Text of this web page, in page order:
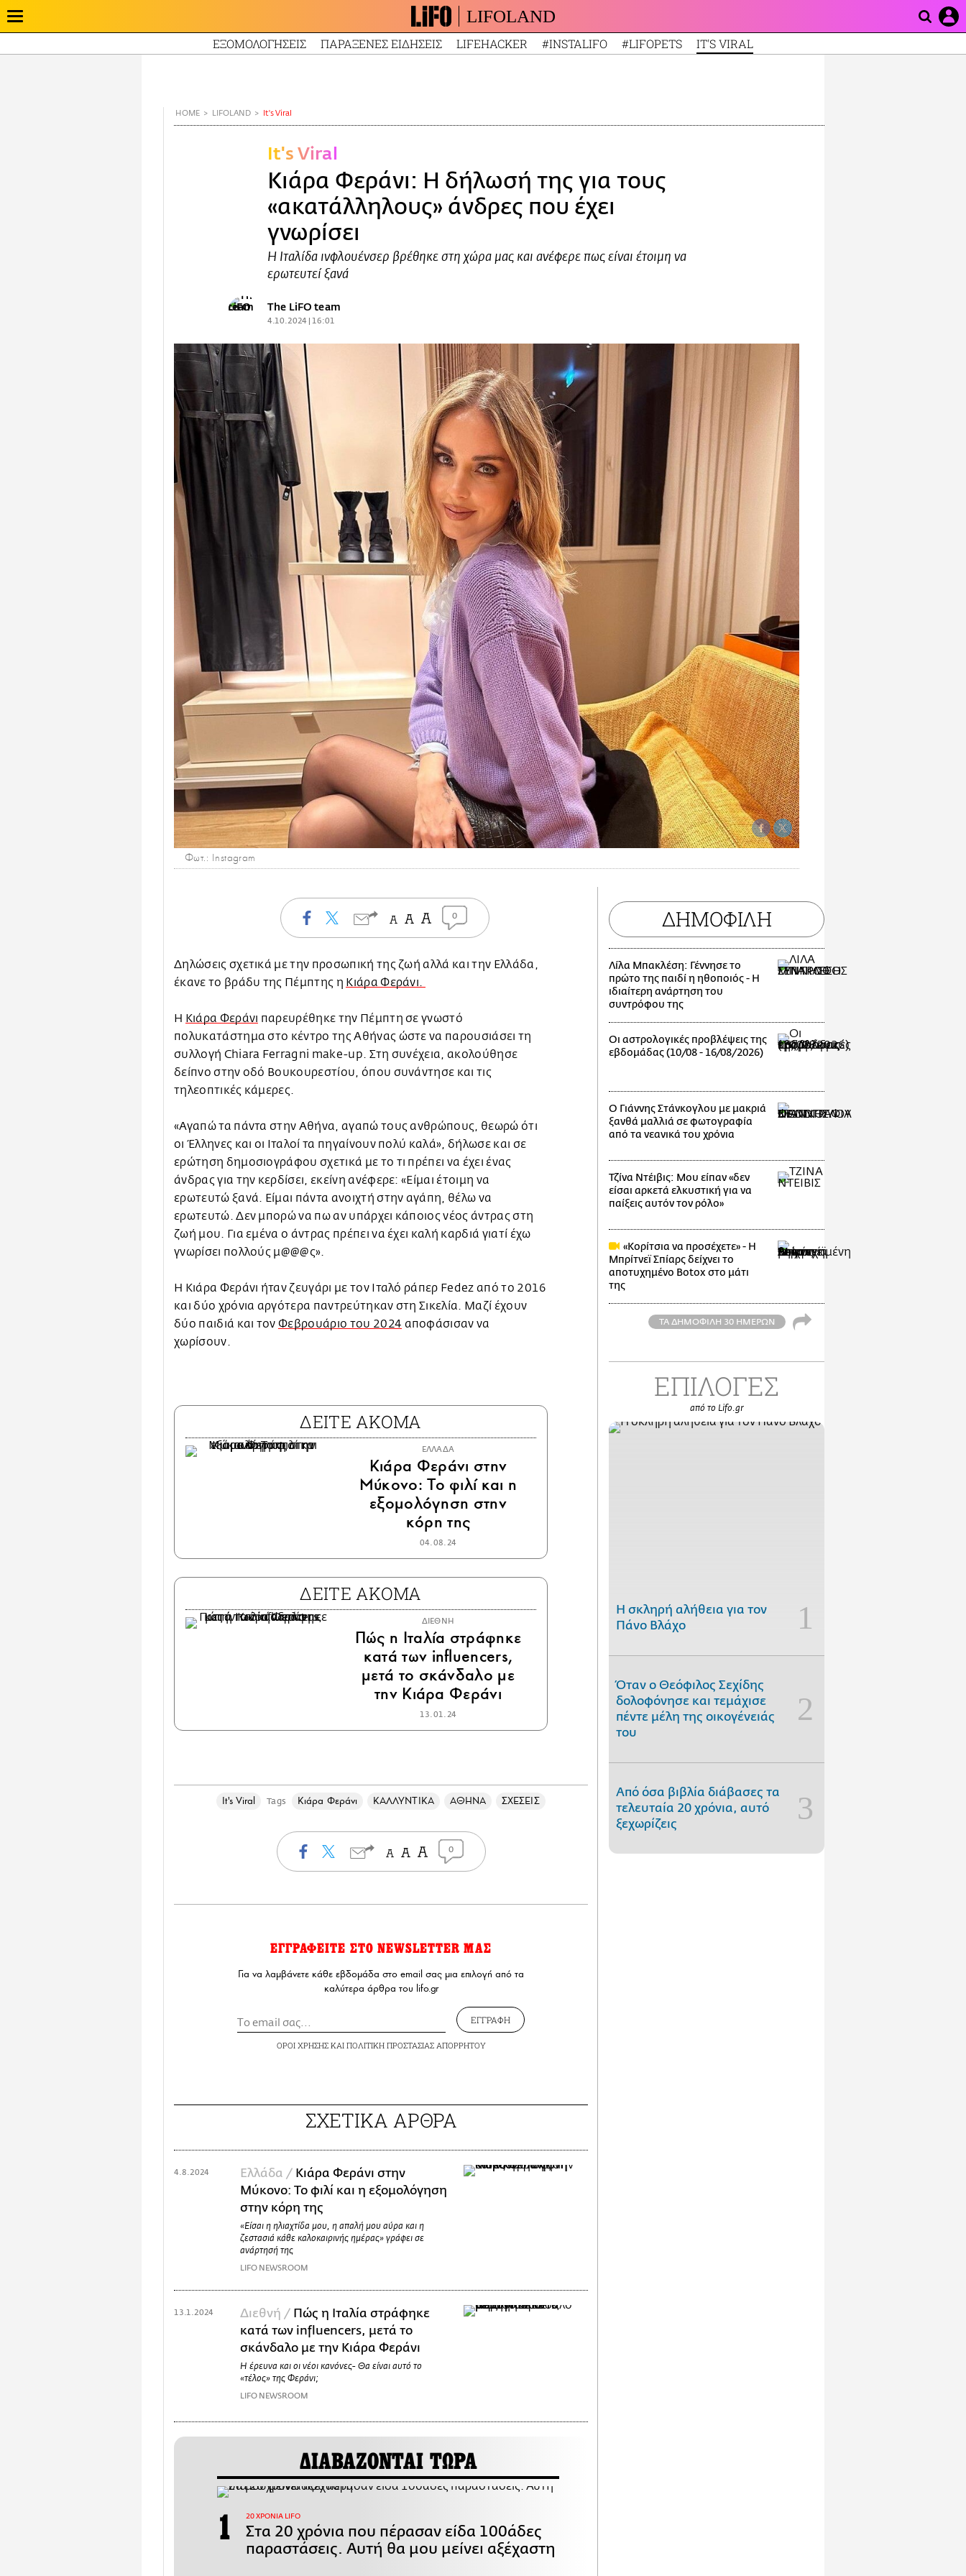
Παράκαμψη
LIFOLAND
ΕΞΟΜΟΛΟΓΗΣΕΙΣ ΠΑΡΑΞΕΝΕΣ ΕΙΔΗΣΕΙΣ LIFEHACKER #INSTALIFO #LIFOPETS IT'S VIRAL
HOME LIFOLAND It's Viral
It's Viral
Κιάρα Φεράνι: Η δήλωσή της για τους
«ακατάλληλους» άνδρες που έχει
γνωρίσει
Η Ιταλίδα ινφλουένσερ βρέθηκε στη χώρα μας και ανέφερε πως είναι έτοιμη να
ερωτευτεί ξανά
The LiFO team
4.10.2024 | 16:01
Φωτ.: Ιnstagram
0
Δηλώσεις σχετικά με την προσωπική της ζωή αλλά και την Ελλάδα,
έκανε το βράδυ της Πέμπτης η Κιάρα Φεράνι.
Η Κιάρα Φεράνι παρευρέθηκε την Πέμπτη σε γνωστό
πολυκατάστημα στο κέντρο της Αθήνας ώστε να παρουσιάσει τη
συλλογή Chiara Ferragni make-up. Στη συνέχεια, ακολούθησε
δείπνο στην οδό Βουκουρεστίου, όπου συνάντησε και τις
τηλεοπτικές κάμερες.
«Αγαπώ τα πάντα στην Αθήνα, αγαπώ τους ανθρώπους, θεωρώ ότι
οι Έλληνες και οι Ιταλοί τα πηγαίνουν πολύ καλά», δήλωσε και σε
ερώτηση δημοσιογράφου σχετικά με το τι πρέπει να έχει ένας
άνδρας για την κερδίσει, εκείνη ανέφερε: «Είμαι έτοιμη να
ερωτευτώ ξανά. Είμαι πάντα ανοιχτή στην αγάπη, θέλω να
ερωτευτώ. Δεν μπορώ να πω αν υπάρχει κάποιος νέος άντρας στη
ζωή μου. Για εμένα ο άντρας πρέπει να έχει καλή καρδιά γιατί έχω
γνωρίσει πολλούς μ@@@ς».
H Κιάρα Φεράνι ήταν ζευγάρι με τον Ιταλό ράπερ Fedez από το 2016
και δύο χρόνια αργότερα παντρεύτηκαν στη Σικελία. Μαζί έχουν
δύο παιδιά και τον Φεβρουάριο του 2024 αποφάσισαν να
χωρίσουν.
ΔΕΙΤΕ ΑΚΟΜΑ
ΕΛΛΑΔΑ
Κιάρα Φεράνι στην
Μύκονο: Το φιλί και η
εξομολόγηση στην
κόρη της
04.08.24
ΔΕΙΤΕ ΑΚΟΜΑ
ΔΙΕΘΝΗ
Πώς η Ιταλία στράφηκε
κατά των influencers,
μετά το σκάνδαλο με
την Κιάρα Φεράνι
13.01.24
It's Viral Tags Κιάρα Φεράνι ΚΑΛΛΥΝΤΙΚΑ ΑΘΗΝΑ ΣΧΕΣΕΙΣ
0
ΕΓΓΡΑΦΕΙΤΕ ΣΤΟ NEWSLETTER ΜΑΣ
Για να λαμβάνετε κάθε εβδομάδα στο email σας μια επιλογή από τα
καλύτερα άρθρα του lifo.gr
ΕΓΓΡΑΦΗ
ΟΡΟΙ ΧΡΗΣΗΣΚΑΙ ΠΟΛΙΤΙΚΗ ΠΡΟΣΤΑΣΙΑΣ ΑΠΟΡΡΗΤΟΥ
ΣΧΕΤΙΚΑ ΑΡΘΡΑ
Ελλάδα / Κιάρα Φεράνι στην
Μύκονο: Το φιλί και η εξομολόγηση
στην κόρη της
«Είσαι η ηλιαχτίδα μου, η απαλή μου αύρα και η
ζεστασιά κάθε καλοκαιρινής ημέρας» γράφει σε
ανάρτησή της
LIFO NEWSROOM
4.8.2024
Διεθνή / Πώς η Ιταλία στράφηκε
κατά των influencers, μετά το
σκάνδαλο με την Κιάρα Φεράνι
Η έρευνα και οι νέοι κανόνες- Θα είναι αυτό το
«τέλος» της Φεράνι;
LIFO NEWSROOM
13.1.2024
ΔΙΑΒΑΖΟΝΤΑΙ ΤΩΡΑ
20 ΧΡΟΝΙΑ LIFO
Στα 20 χρόνια που πέρασαν είδα 100άδες
παραστάσεις. Αυτή θα μου μείνει αξέχαστη
ΔΗΜΟΦΙΛΗ
Λίλα Μπακλέση: Γέννησε το
πρώτο της παιδί η ηθοποιός - Η
ιδιαίτερη ανάρτηση του
συντρόφου της
Οι αστρολογικές προβλέψεις της
εβδομάδας (10/08 - 16/08/2026)
Ο Γιάννης Στάνκογλου με μακριά
ξανθά μαλλιά σε φωτογραφία
από τα νεανικά του χρόνια
Τζίνα Ντέιβις: Μου είπαν «δεν
είσαι αρκετά ελκυστική για να
παίξεις αυτόν τον ρόλο»
«Κορίτσια να προσέχετε» - Η
Μπρίτνεϊ Σπίαρς δείχνει το
αποτυχημένο Botox στο μάτι
της
ΤΑ ΔΗΜΟΦΙΛΗ 30 ΗΜΕΡΩΝ
ΕΠΙΛΟΓΕΣ
από το Lifo.gr
H σκληρή αλήθεια για τον
Πάνο Βλάχο
Όταν ο Θεόφιλος Σεχίδης
δολοφόνησε και τεμάχισε
πέντε μέλη της οικογένειάς
του
Από όσα βιβλία διάβασες τα
τελευταία 20 χρόνια, αυτό
ξεχωρίζεις